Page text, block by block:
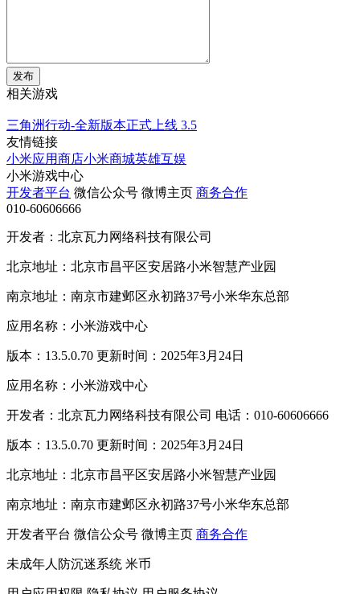
发布
相关游戏
三角洲行动-全新版本正式上线 3.5
友情链接
小米应用商店小米商城英雄互娱
小米游戏中心
开发者平台 微信公众号 微博主页 商务合作
010-60606666
开发者：北京瓦力网络科技有限公司
北京地址：北京市昌平区安居路小米智慧产业园
南京地址：南京市建邺区永初路37号小米华东总部
应用名称：小米游戏中心
版本：13.5.0.70 更新时间：2025年3月24日
应用名称：小米游戏中心
开发者：北京瓦力网络科技有限公司 电话：010-60606666
版本：13.5.0.70 更新时间：2025年3月24日
北京地址：北京市昌平区安居路小米智慧产业园
南京地址：南京市建邺区永初路37号小米华东总部
开发者平台 微信公众号 微博主页 商务合作
未成年人防沉迷系统 米币